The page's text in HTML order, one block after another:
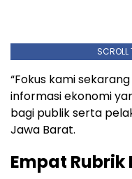
SCROLL
“Fokus kami
informasi ekonomi
bagi publik serta
Jawa Barat.
Empat